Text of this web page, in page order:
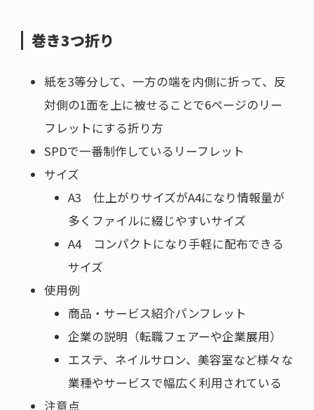
巻き3つ折り
紙を3等分して、一方の端を内側に折って、反
対側の1面を上に被せることで6ページのリー
フレットにする折り方
SPDで一番制作しているリーフレット
サイズ
A3 仕上がりサイズがA4になり情報量が
多くファイルに綴じやすいサイズ
A4 コンパクトになり手軽に配布できる
サイズ
使用例
商品・サービス紹介パンフレット
企業の説明（転職フェアーや企業展用）
エステ、ネイルサロン、美容室など様々な
業種やサービスで幅広く利用されている
注意点